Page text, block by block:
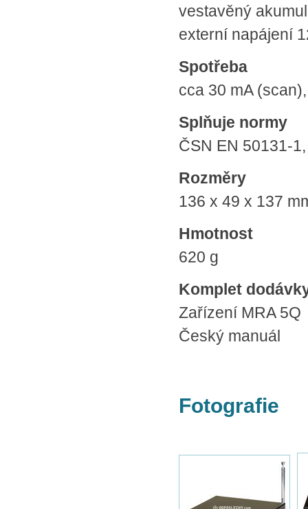
vestavěný
externí napájení
Spotřeba
cca 30 mA
Splňuje normy
ČSN EN 50131-
Rozměry
136 x 49 x 137
Hmotnost
620 g
Komplet
Zařízení MRA 5Q
Český manuál
Fotografie